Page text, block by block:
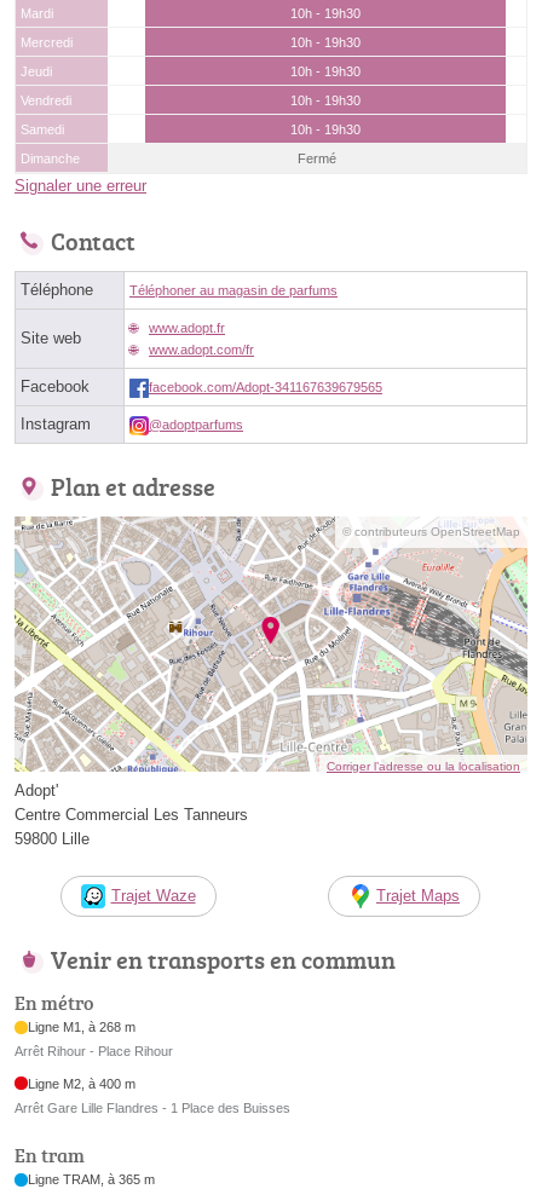
Mardi
10h - 19h30
Mercredi
10h - 19h30
Jeudi
10h - 19h30
Vendredi
10h - 19h30
Samedi
10h - 19h30
Dimanche
Fermé
Signaler une erreur
Contact
Téléphone Téléphoner au magasin de parfums
Site web
www.adopt.fr
www.adopt.com/fr
Facebook facebook.com/Adopt-341167639679565
Instagram @adoptparfums
Plan et adresse
© contributeurs OpenStreetMap
Corriger l’adresse ou la localisation
Adopt'
Centre Commercial Les Tanneurs
59800 Lille
Trajet Waze Trajet Maps
Venir en transports en commun
En métro
Ligne M1, à 268 m
Arrêt Rihour - Place Rihour
Ligne M2, à 400 m
Arrêt Gare Lille Flandres - 1 Place des Buisses
En tram
Ligne TRAM, à 365 m